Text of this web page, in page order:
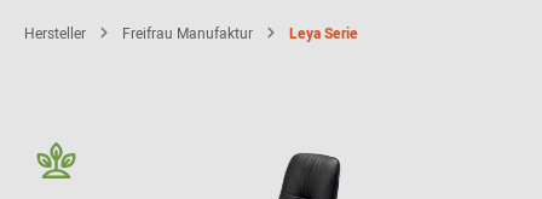
Hersteller Freifrau Manufaktur Leya Serie